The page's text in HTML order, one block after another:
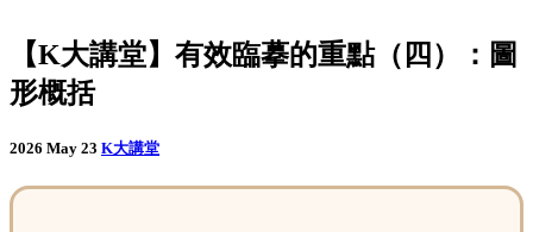
【K大講堂】有效臨摹的重點（四）：圖
形概括
2026 May 23 K大講堂